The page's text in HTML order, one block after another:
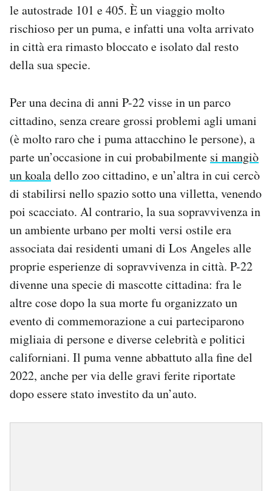
le autostrade 101 e 405. È un viaggio molto
rischioso per un puma, e infatti una volta arrivato
in città era rimasto bloccato e isolato dal resto
della sua specie.
Per una decina di anni P-22 visse in un parco
cittadino, senza creare grossi problemi agli umani
(è molto raro che i puma attacchino le persone), a
parte un’occasione in cui probabilmente si mangiò
un koaladello zoo cittadino, e un’altra in cui cercò
di stabilirsi nello spazio sotto una villetta, venendo
poi scacciato. Al contrario, la sua sopravvivenza in
un ambiente urbano per molti versi ostile era
associata dai residenti umani di Los Angeles alle
proprie esperienze di sopravvivenza in città. P-22
divenne una specie di mascotte cittadina: fra le
altre cose dopo la sua morte fu organizzato un
evento di commemorazione a cui parteciparono
migliaia di persone e diverse celebrità e politici
californiani. Il puma venne abbattuto alla fine del
2022, anche per via delle gravi ferite riportate
dopo essere stato investito da un’auto.